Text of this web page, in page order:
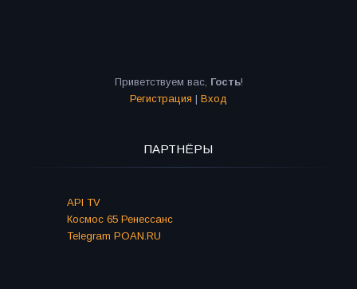
Приветствуем вас, Гость!
Регистрация | Вход
ПАРТНЁРЫ
API TV
Космос 65 Ренессанс
Telegram POAN.RU